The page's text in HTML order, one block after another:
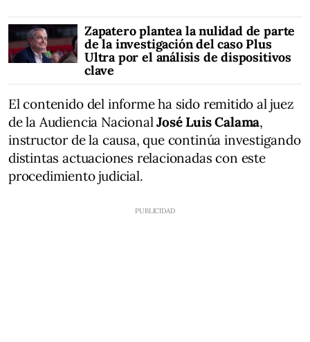
Zapatero plantea la nulidad de parte
de la investigación del caso Plus
Ultra por el análisis de dispositivos
clave
El contenido del informe ha sido remitido al juez
de la Audiencia NacionalJosé Luis Calama,
instructor de la causa, que continúa investigando
distintas actuaciones relacionadas con este
procedimiento judicial.